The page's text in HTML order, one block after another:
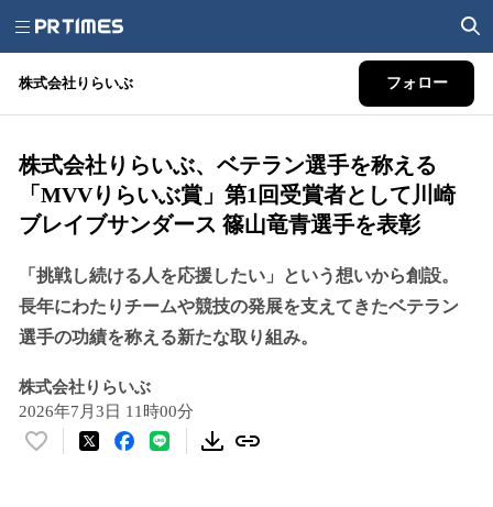
株式会社りらいぶ フォロー
株式会社りらいぶ、ベテラン選⼿を称える
「MVVりらいぶ賞」第1回受賞者として川崎
ブレイブサンダース 篠⼭⻯⻘選⼿を表彰
「挑戦し続ける⼈を応援したい」という想いから創設。
⻑年にわたりチームや競技の発展を⽀えてきたベテラン
選⼿の功績を称える新たな取り組み。
株式会社りらいぶ
2026年7月3日 11時00分
い